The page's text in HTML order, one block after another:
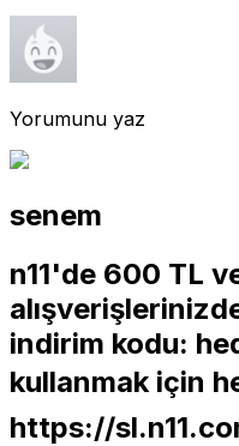
Yorumunu yaz
senem
n11'de 600 TL
indirim kodu:
kullanmak için
https://